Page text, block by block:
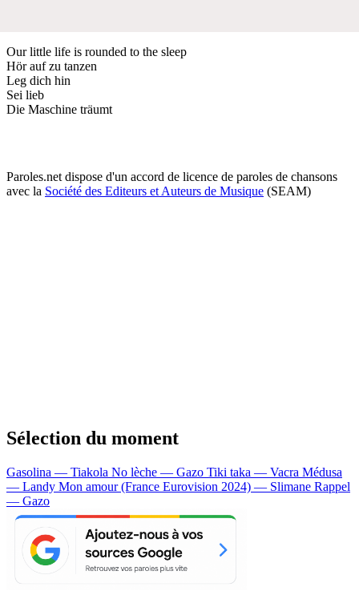
Our little life is rounded to the sleep
Hör auf zu tanzen
Leg dich hin
Sei lieb
Die Maschine träumt
Paroles.net dispose d'un accord de licence de paroles de chansons
avec la Société des Editeurs et Auteurs de Musique (SEAM)
Sélection du moment
Gasolina — Tiakola No lèche — Gazo Tiki taka — Vacra Médusa
— Landy Mon amour (France Eurovision 2024) — Slimane Rappel
— Gazo